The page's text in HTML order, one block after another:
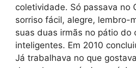
coletividade. Só passava no
sorriso fácil, alegre, lembro-
suas duas irmãs no pátio do
inteligentes. Em 2010
Já trabalhava no que